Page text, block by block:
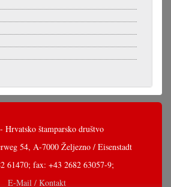
štamparsko društvo
54, A-7000 Željezno / Eisenstadt
61470; fax: +43 2682 63057-9;
E-Mail / Kontakt